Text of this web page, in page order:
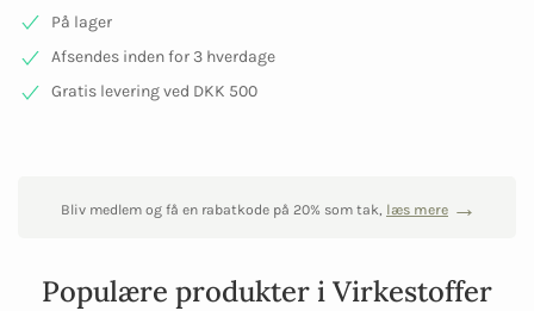
På lager
Afsendes inden for 3 hverdage
Gratis levering ved DKK 500
Bliv medlem og få en rabatkode på 20% som tak, læs mere
Populære produkter i Virkestoffer